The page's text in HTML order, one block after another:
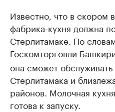
Известно, что в скором
фабрика-кухня должна
Стерлитамаке. По
Госкомторговли
она сможет
Стерлитамака и
районов. Молочная
готова к запуску.